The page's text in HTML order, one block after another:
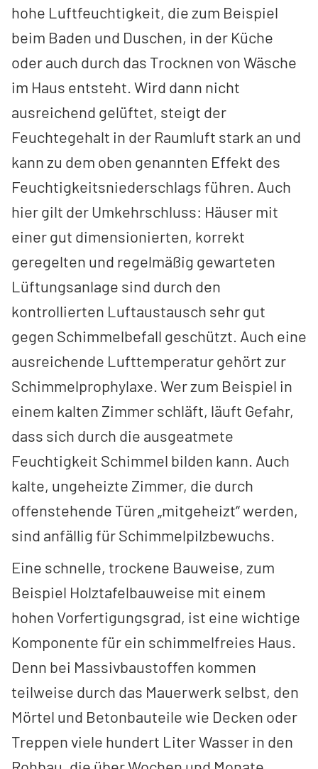
hohe Luftfeuchtigkeit, die zum Beispiel
beim Baden und Duschen, in der Küche
oder auch durch das Trocknen von Wäsche
im Haus entsteht. Wird dann nicht
ausreichend gelüftet, steigt der
Feuchtegehalt in der Raumluft stark an und
kann zu dem oben genannten Effekt des
Feuchtigkeitsniederschlags führen. Auch
hier gilt der Umkehrschluss: Häuser mit
einer gut dimensionierten, korrekt
geregelten und regelmäßig gewarteten
Lüftungsanlage sind durch den
kontrollierten Luftaustausch sehr gut
gegen Schimmelbefall geschützt. Auch eine
ausreichende Lufttemperatur gehört zur
Schimmelprophylaxe. Wer zum Beispiel in
einem kalten Zimmer schläft, läuft Gefahr,
dass sich durch die ausgeatmete
Feuchtigkeit Schimmel bilden kann. Auch
kalte, ungeheizte Zimmer, die durch
offenstehende Türen „mitgeheizt“ werden,
sind anfällig für Schimmelpilzbewuchs.
Eine schnelle, trockene Bauweise, zum
Beispiel Holztafelbauweise mit einem
hohen Vorfertigungsgrad, ist eine wichtige
Komponente für ein schimmelfreies Haus.
Denn bei Massivbaustoffen kommen
teilweise durch das Mauerwerk selbst, den
Mörtel und Betonbauteile wie Decken oder
Treppen viele hundert Liter Wasser in den